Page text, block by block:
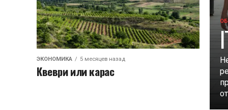
ЭКОНОМИКА 5 месяцев назад
Квеври или карас